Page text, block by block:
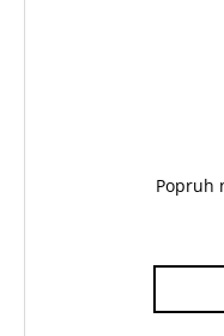
Popruh